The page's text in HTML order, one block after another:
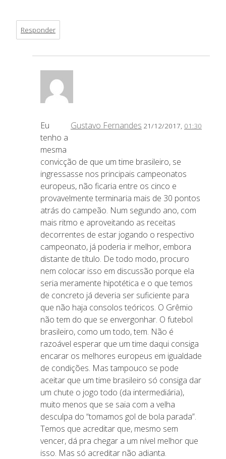
Responder
Gustavo Fernandes 21/12/2017, 01:30
Eu
tenho a
mesma
convicção de que um time brasileiro, se
ingressasse nos principais campeonatos
europeus, não ficaria entre os cinco e
provavelmente terminaria mais de 30 pontos
atrás do campeão. Num segundo ano, com
mais ritmo e aproveitando as receitas
decorrentes de estar jogando o respectivo
campeonato, já poderia ir melhor, embora
distante de título. De todo modo, procuro
nem colocar isso em discussão porque ela
seria meramente hipotética e o que temos
de concreto já deveria ser suficiente para
que não haja consolos teóricos. O Grêmio
não tem do que se envergonhar. O futebol
brasileiro, como um todo, tem. Não é
razoável esperar que um time daqui consiga
encarar os melhores europeus em igualdade
de condições. Mas tampouco se pode
aceitar que um time brasileiro só consiga dar
um chute o jogo todo (da intermediária),
muito menos que se saia com a velha
desculpa do “tomamos gol de bola parada”.
Temos que acreditar que, mesmo sem
vencer, dá pra chegar a um nível melhor que
isso. Mas só acreditar não adianta.